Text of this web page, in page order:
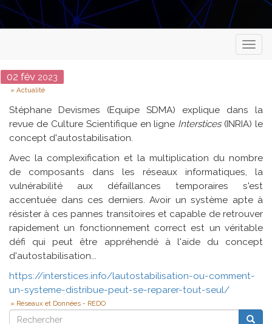
Date
02 fév 2023
Type
Actualité
Stéphane Devismes (Equipe SDMA) explique dans la
revue de Culture Scientifique en ligne Interstices(INRIA) le
concept d'autostabilisation.
Avec la complexification et la multiplication du nombre
de composants dans les réseaux informatiques, la
vulnérabilité aux défaillances temporaires s'est
accentuée dans ces derniers. Avoir un système apte à
résister à ces pannes transitoires et capable de retrouver
rapidement un fonctionnement correct est un véritable
défi qui peut être appréhendé à l'aide du concept
d'autostabilisation...
https://interstices.info/lautostabilisation-ou-comment-
un-systeme-distribue-peut-se-reparer-tout-seul/
Réseaux et Données - REDO
Rechercher